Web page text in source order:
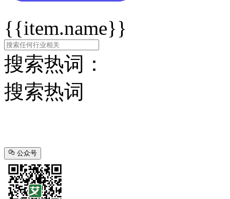
{{item.name}}
搜索热词：
搜索热词
公众号